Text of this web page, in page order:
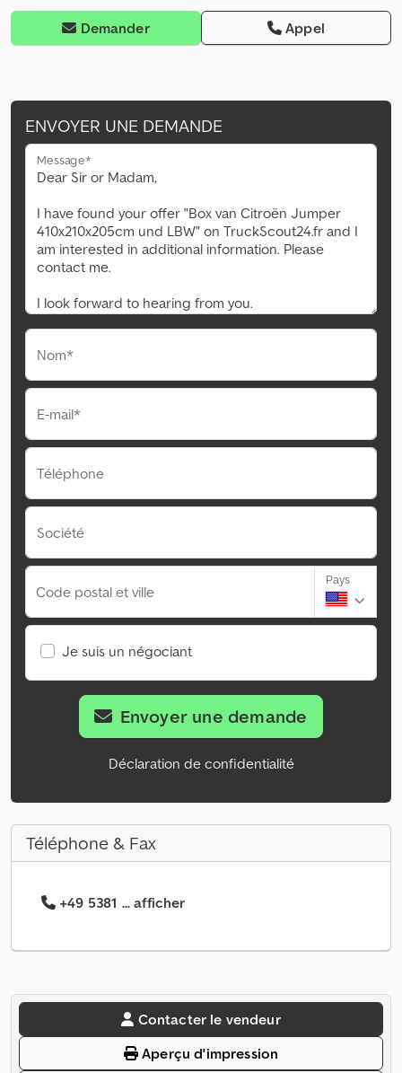
Demander Appel
ENVOYER UNE DEMANDE
Message*
Nom*
E-mail*
Téléphone
Société
Code postal et ville
Pays
Je suis un négociant
Envoyer une demande
Déclaration de confidentialité
Téléphone & Fax
+49 5381 ... afficher
Contacter le vendeur
Aperçu d'impression